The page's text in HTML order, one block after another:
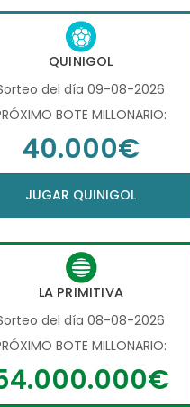
QUINIGOL
del día 09-08-2026
BOTE MILLONARIO:
40.000€
JUGAR QUINIGOL
LA PRIMITIVA
del día 08-08-2026
BOTE MILLONARIO: